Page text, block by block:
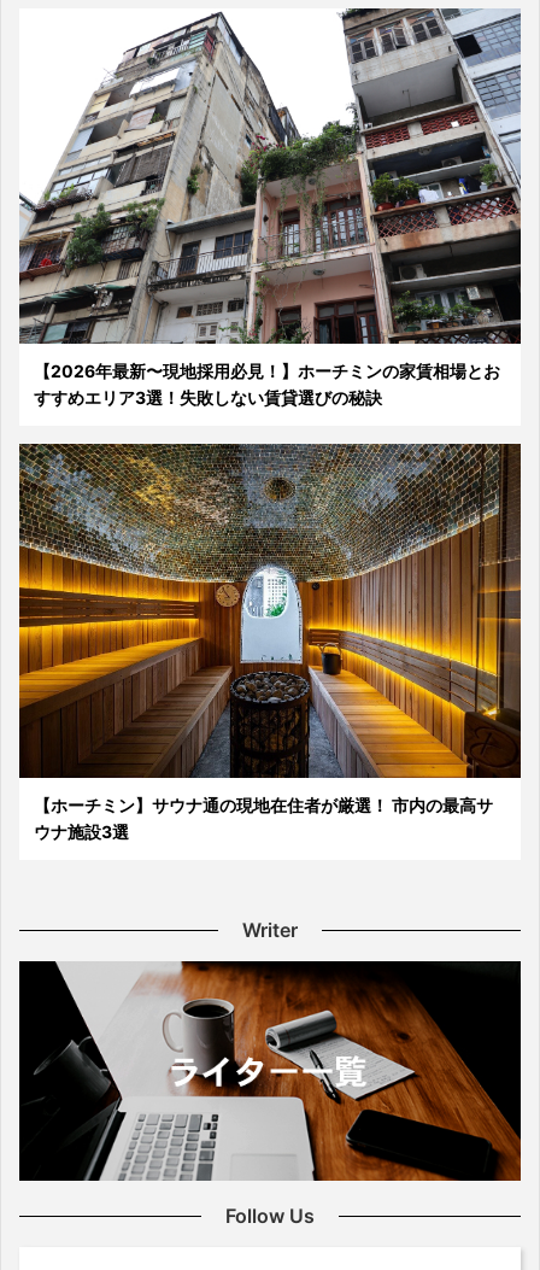
【2026年最新〜現地採用必見！】ホーチミンの家賃相場とお
すすめエリア3選！失敗しない賃貸選びの秘訣
【ホーチミン】サウナ通の現地在住者が厳選！ 市内の最高サ
ウナ施設3選
Writer
Follow Us